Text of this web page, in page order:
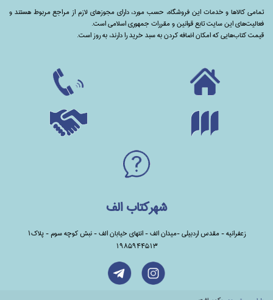
تمامی‌ کالاها و خدمات این فروشگاه، حسب مورد،‌ دارای مجوزهای لازم از مراجع مربوط هستند ‌و‌‌
فعالیت‌های این سایت تابع قوانین و مقررات جمهوری اسلامی است.
قیمت کتاب‌هایی که امکان اضافه کردن به سبد خرید را دارند،‌ به روز است.
شهرکتاب الف
زعفرانیه - مقدس اردبیلی -میدان الف - انتهای خیابان الف - نبش کوچه سوم - پلاک1
1985944513